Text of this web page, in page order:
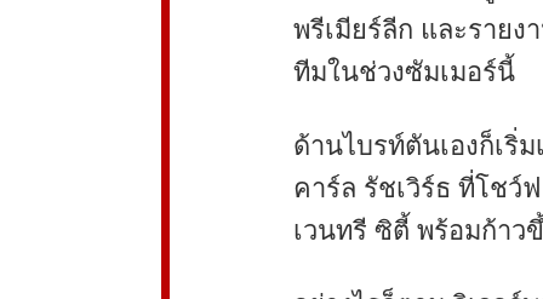
พรีเมียร์ลีก และรายง
ทีมในช่วงซัมเมอร์นี้
ด้านไบรท์ตันเองก็เริ่
คาร์ล รัชเวิร์ธ ที่โชว์
เวนทรี ซิตี้ พร้อมก้า